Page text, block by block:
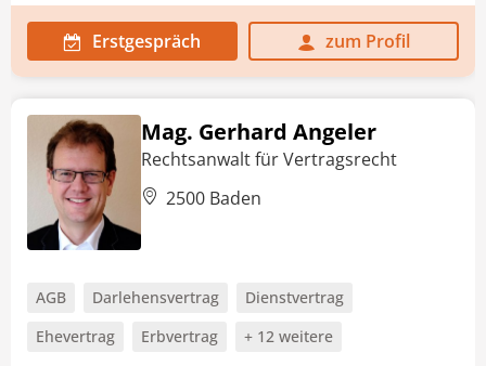
Erstgespräch zum Profil
Mag. Gerhard Angeler
Rechtsanwalt für Vertragsrecht
2500 Baden
AGB Darlehensvertrag
Dienstvertrag
Ehevertrag
Erbvertrag + 12 weitere